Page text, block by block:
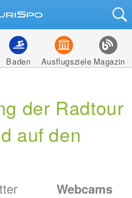
Baden Ausflugsziele Magazin
der Radtour
auf den
Webcams